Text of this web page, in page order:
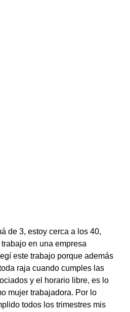
de 3, estoy cerca a los 40,
en una empresa
este trabajo porque además
raja cuando cumples las
y el horario libre, es lo
mujer trabajadora. Por lo
todos los trimestres mis